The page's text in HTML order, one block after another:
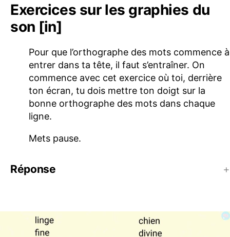
Exercices sur les graphies du
son [in]
Pour que l’orthographe des mots commence à
entrer dans ta tête, il faut s’entraîner. On
commence avec cet exercice où toi, derrière
ton écran, tu dois mettre ton doigt sur la
bonne orthographe des mots dans chaque
ligne.
Mets pause.
Réponse